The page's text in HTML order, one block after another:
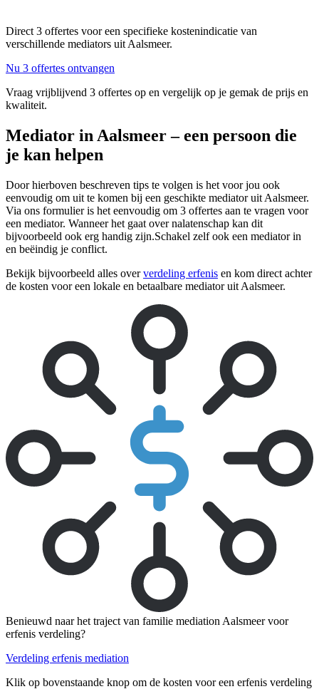
Direct 3 offertes voor een specifieke kostenindicatie van
verschillende mediators uit Aalsmeer.
Nu 3 offertes ontvangen
Vraag vrijblijvend 3 offertes op en vergelijk op je gemak de prijs en
kwaliteit.
Mediator in Aalsmeer – een persoon die
je kan helpen
Door hierboven beschreven tips te volgen is het voor jou ook
eenvoudig om uit te komen bij een geschikte mediator uit Aalsmeer.
Via ons formulier is het eenvoudig om 3 offertes aan te vragen voor
een mediator. Wanneer het gaat over nalatenschap kan dit
bijvoorbeeld ook erg handig zijn.Schakel zelf ook een mediator in
en beëindig je conflict.
Bekijk bijvoorbeeld alles oververdeling erfenis en kom direct achter
de kosten voor een lokale en betaalbare mediator uit Aalsmeer.
Benieuwd naar het traject van familie mediation Aalsmeer voor
erfenis verdeling?
Verdeling erfenis mediation
Klik op bovenstaande knop om de kosten voor een erfenis verdeling